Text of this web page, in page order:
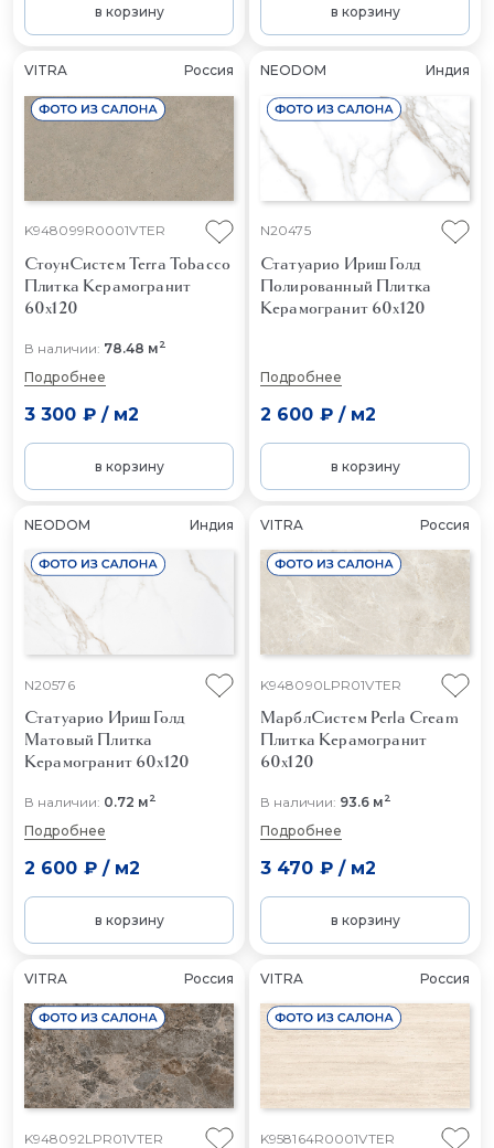
в корзину в корзину
VITRA Россия
K948099R0001VTER
СтоунСистем Terra Tobacco
Плитка Керамогранит
60x120
В наличии: 78.48 м2
Подробнее
3 300 ₽/ м2
в корзину
NEODOM Индия
N20475
Статуарио Ириш Голд
Полированный Плитка
Керамогранит 60x120
Подробнее
2 600 ₽/ м2
в корзину
NEODOM Индия
N20576
Статуарио Ириш Голд
Матовый Плитка
Керамогранит 60x120
В наличии: 0.72 м2
Подробнее
2 600 ₽/ м2
в корзину
VITRA Россия
K948090LPR01VTER
МарблСистем Perla Cream
Плитка Керамогранит
60x120
В наличии: 93.6 м2
Подробнее
3 470 ₽/ м2
в корзину
VITRA Россия
K948092LPR01VTER
VITRA Россия
K958164R0001VTER